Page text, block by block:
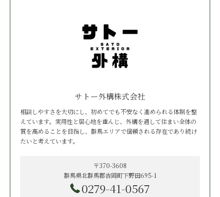
サトー外構株式会社
相談しやすさを大切にし、初めてでも不安なく進められる体制を整
えています。実用性と居心地を重んじ、外構を通して住まい全体の
質を高めることを目指し、群馬エリアで信頼される存在であり続け
たいと考えています。
〒370-3608
群馬県北群馬郡吉岡町下野田695-1
0279-41-0567